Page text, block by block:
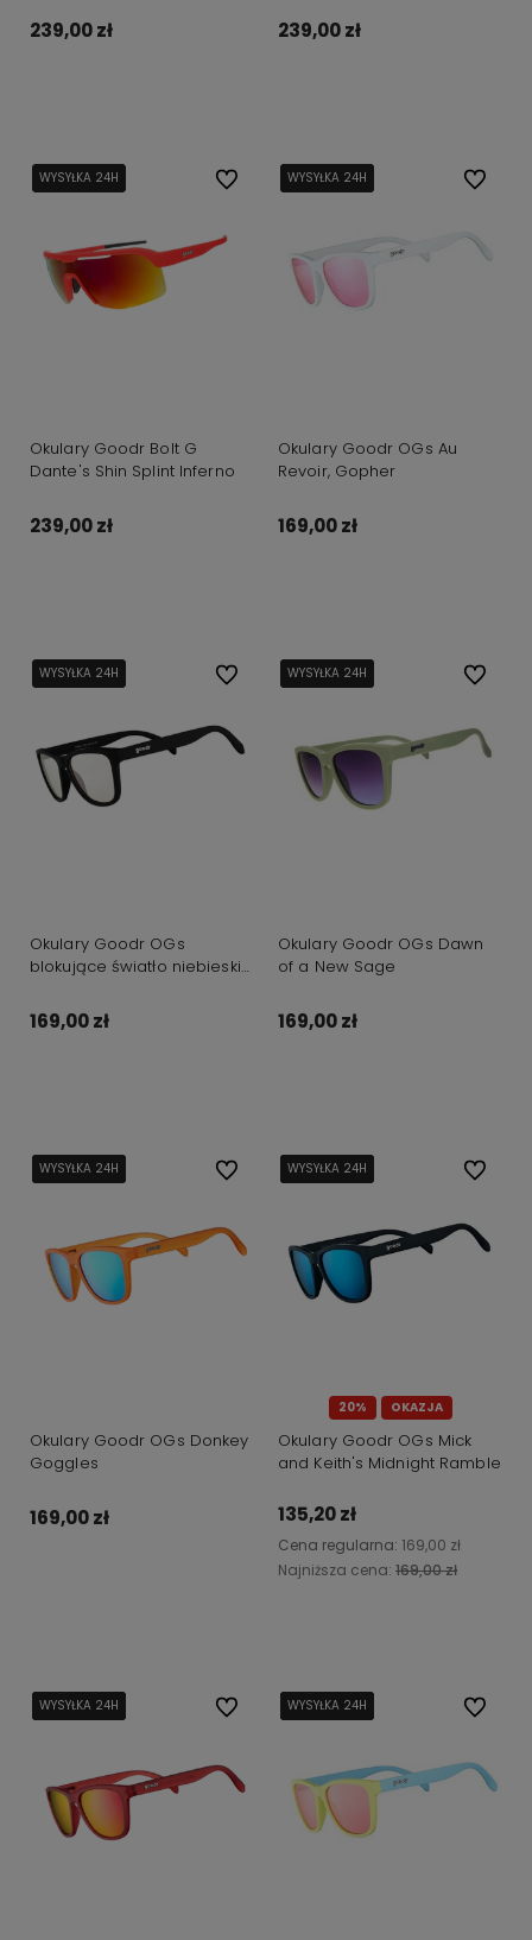
239,00 zł 239,00 zł
WYSYŁKA 24H
WYSYŁKA 24H
Okulary Goodr Bolt G
Dante's Shin Splint Inferno
239,00 zł
Do ulubionychWYSYŁKA 24H
WYSYŁKA 24H
WYSYŁKA 24H
Okulary Goodr OGs Au
Revoir, Gopher
169,00 zł
Do
WYSYŁKA 24H
WYSYŁKA 24H
Okulary Goodr OGs
blokujące światło niebieskie
169,00 zł
Do ulubionychWYSYŁKA 24H
WYSYŁKA 24H
WYSYŁKA 24H
Okulary Goodr OGs Dawn
of a New Sage
169,00 zł
Do
WYSYŁKA 24H
WYSYŁKA 24H
WYSYŁKA 24H
WYSYŁKA 24H
Okulary Goodr OGs Donkey
Goggles
169,00 zł
Do ulubionych
20% OKAZJA
WYSYŁKA 24H
WYSYŁKA 24H
WYSYŁKA 24H
WYSYŁKA 24H
Okulary Goodr OGs Mick
and Keith's Midnight Ramble
135,20 zł
Cena regularna: 169,00 zł
Najniższa cena: 169,00 zł
Do
WYSYŁKA 24H
WYSYŁKA 24H
WYSYŁKA 24H
WYSYŁKA 24H Do ulubionychWYSYŁKA 24H
WYSYŁKA 24H
WYSYŁKA 24H
WYSYŁKA 24H Do